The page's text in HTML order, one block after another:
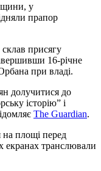
у
прапор
присягу
16-річне
при владі.
долучитися до
історію” і
The Guardian.
на площі перед
екранах транслювали